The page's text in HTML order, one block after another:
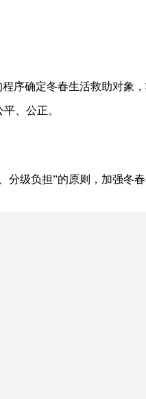
序确定冬春生活救助对象
、公正。
级负担”的原则，加强冬